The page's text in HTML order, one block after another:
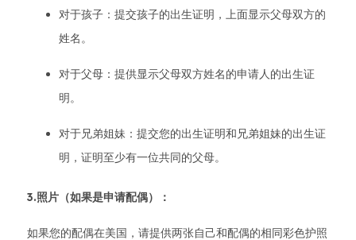
对于孩子：提交孩子的出生证明，上面显示父母双方的
姓名。
对于父母：提供显示父母双方姓名的申请人的出生证
明。
对于兄弟姐妹：提交您的出生证明和兄弟姐妹的出生证
明，证明至少有一位共同的父母。
3.照片（如果是申请配偶）：
如果您的配偶在美国，请提供两张自己和配偶的相同彩色护照